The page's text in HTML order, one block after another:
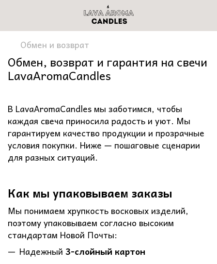
Обмен и возврат
Обмен, возврат и гарантия на свечи
LavaAromaCandles
В LavaAromaCandles мы заботимся, чтобы
каждая свеча приносила радость и уют. Мы
гарантируем качество продукции и прозрачные
условия покупки. Ниже — пошаговые сценарии
для разных ситуаций.
Как мы упаковываем заказы
Мы понимаем хрупкость восковых изделий,
поэтому упаковываем согласно высоким
стандартам Новой Почты:
Надежный 3-слойный картон